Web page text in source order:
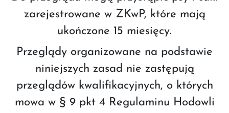
zarejestrowane w ZKwP, które mają
ukończone 15 miesięcy.
Przeglądy organizowane na podstawie
niniejszych zasad nie zastępują
przeglądów kwalifikacyjnych, o których
mowa w § 9 pkt 4 Regulaminu Hodowli